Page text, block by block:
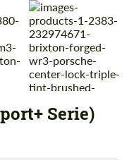
Serie)